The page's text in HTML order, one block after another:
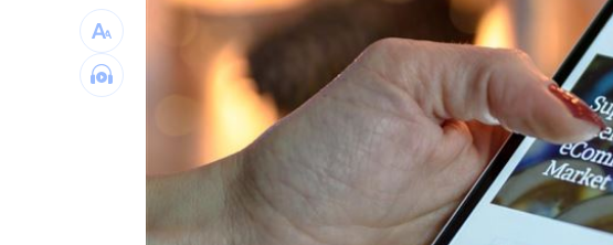
男星聞「同事抽菸味道」不敢講表情成迷因
混兄弟跑路去大陸…想擺脫發現父擁9房產 13:52
台灣彩券開獎直播中
LIVE三立+24小時直播
三立iNEWS新聞台線上直播 18:00